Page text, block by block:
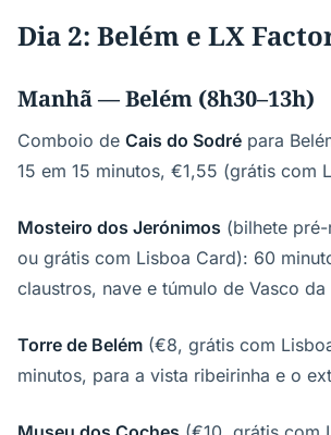
Dia 2: Belém e LX
Manhã — Belém (8h30–13h)
Comboio de Cais do Sodré para
15 em 15 minutos, €1,55 (grátis com
Mosteiro dos Jerónimos (bilhete
ou grátis com Lisboa Card): 60
claustros, nave e túmulo de Vasco da
Torre de Belém (€8, grátis com
minutos, para a vista ribeirinha e o